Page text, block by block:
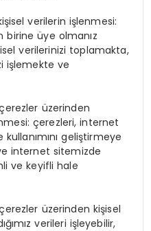
verilerin işlenmesi:
birine üye olmanız
verilerinizi toplamakta,
işlemekte ve
üzerinden
çerezleri, internet
geliştirmeye
internet sitemizde
ve keyifli hale
üzerinden kişisel
verileri işleyebilir,